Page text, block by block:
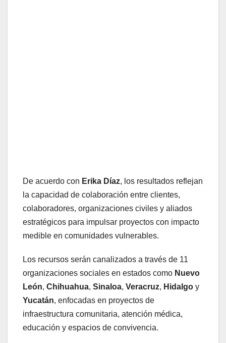
De acuerdo con Erika Díaz, los resultados reflejan
la capacidad de colaboración entre clientes,
colaboradores, organizaciones civiles y aliados
estratégicos para impulsar proyectos con impacto
medible en comunidades vulnerables.
Los recursos serán canalizados a través de 11
organizaciones sociales en estados como Nuevo
León, Chihuahua, Sinaloa, Veracruz, Hidalgo y
Yucatán, enfocadas en proyectos de
infraestructura comunitaria, atención médica,
educación y espacios de convivencia.